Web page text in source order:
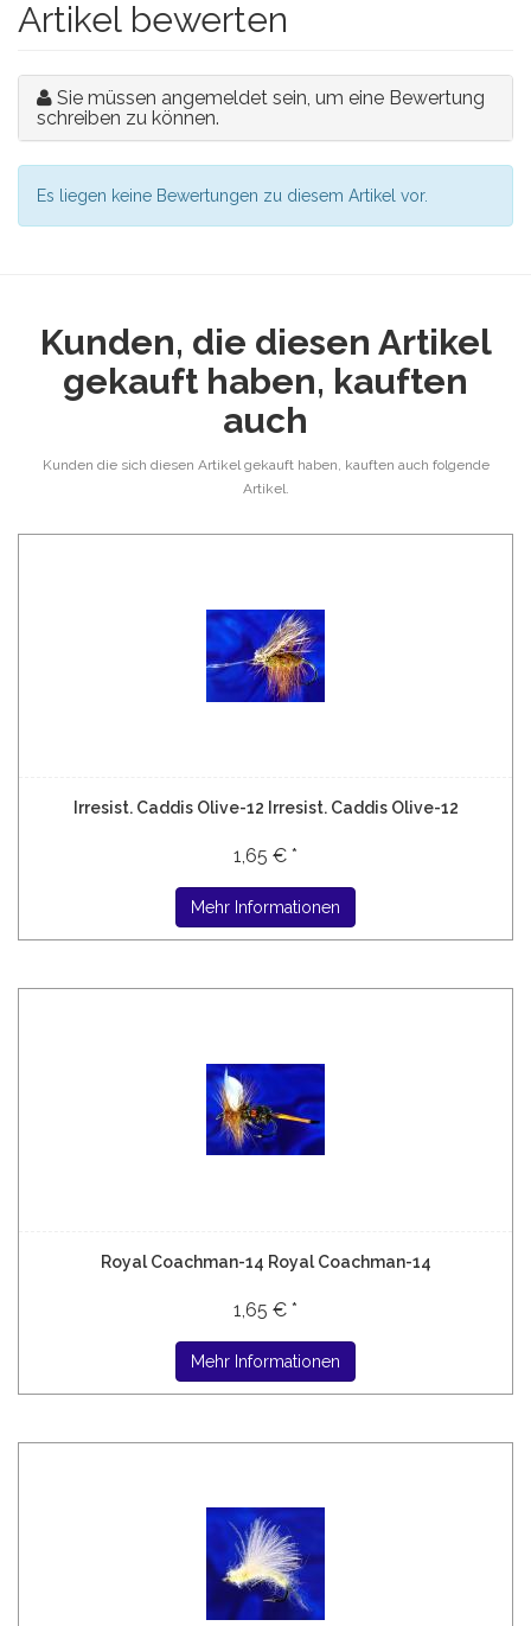
Artikel bewerten
Sie müssen angemeldet sein, um eine Bewertung
schreiben zu können.
Es liegen keine Bewertungen zu diesem Artikel vor.
Kunden, die diesen Artikel
gekauft haben, kauften
auch
Kunden die sich diesen Artikel gekauft haben, kauften auch folgende
Artikel.
Irresist. Caddis Olive-12 Irresist. Caddis Olive-12
1,65 € *
Mehr Informationen
Royal Coachman-14 Royal Coachman-14
1,65 € *
Mehr Informationen